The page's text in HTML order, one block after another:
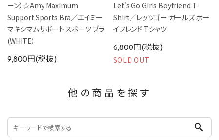
ーン）☆Amy Maximum
Support Sports Bra／エイミー
マキシマムサポート スポーツ ブラ
(WHITE）
9,800円(税抜)
Let's Go Girls Boyfriend T-
Shirt／レッツゴー ガールズ ボー
イフレンド Tシャツ
6,800円(税抜)
SOLD OUT
他の商品を探す
search